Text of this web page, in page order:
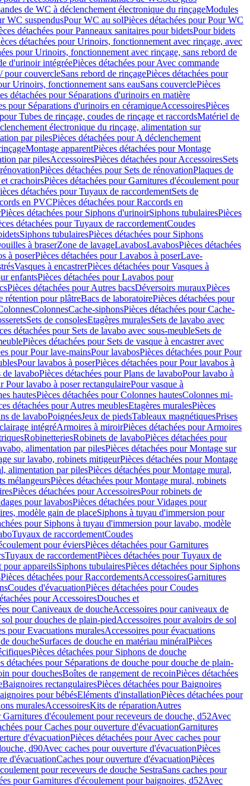
de WC à déclenchement électronique du rinçageModules
WC suspendusPour WC au solPièces détachées pour Pour WC
détachées pour Panneaux sanitaires pour bidetsPour bidets
détachées pour Urinoirs, fonctionnement avec rinçage, avec
pour Urinoirs, fonctionnement avec rinçage, sans rebord de
d'urinoir intégréePièces détachées pour Avec commande
pour couvercleSans rebord de rinçagePièces détachées pour
Urinoirs, fonctionnement sans eauSans couverclePièces
détachées pour Séparations d'urinoirs en matière
pour Séparations d'urinoirs en céramiqueAccessoiresPièces
Tubes de rinçage, coudes de rinçage et raccordsMatériel de
électronique du rinçage, alimentation sur
par pilesPièces détachées pour A déclenchement
Montage apparentPièces détachées pour Montage
par pilesAccessoiresPièces détachées pour AccessoiresSets
Pièces détachées pour Sets de rénovationPlaques de
crachoirsPièces détachées pour Garnitures d'écoulement pour
détachées pour Tuyaux de raccordementSets de
en PVCPièces détachées pour Raccords en
Pièces détachées pour Siphons d'urinoirSiphons tubulairesPièces
détachées pour Tuyaux de raccordementCoudes
Siphons tubulairesPièces détachées pour Siphons
à braserZone de lavageLavabosLavabosPièces détachées
à poserPièces détachées pour Lavabos à poserLave-
Vasques à encastrerPièces détachées pour Vasques à
enfantsPièces détachées pour Lavabos pour
Pièces détachées pour Autres bacsDéversoirs murauxPièces
rétention pour plâtreBacs de laboratoirePièces détachées pour
ColonnesCache-siphonsPièces détachées pour Cache-
Sets de consolesEtagères muralesSets de lavabo avec
détachées pour Sets de lavabo avec sous-meubleSets de
Pièces détachées pour Sets de vasque à encastrer avec
pour Pour lave-mainsPour lavabosPièces détachées pour Pour
Pour lavabos à poserPièces détachées pour Pour lavabos à
de lavaboPièces détachées pour Plans de lavaboPour lavabo à
Pour lavabo à poser rectangulairePour vasque à
hautesPièces détachées pour Colonnes hautesColonnes mi-
détachées pour Autres meublesEtagères muralesPièces
de lavaboPoignéesJeux de piedsTableaux magnétiquesPrises
intégréArmoires à miroirPièces détachées pour Armoires
RobinetteriesRobinets de lavaboPièces détachées pour
alimentation par pilesPièces détachées pour Montage sur
sur lavabo, robinets mitigeurPièces détachées pour Montage
alimentation par pilesPièces détachées pour Montage mural,
mélangeursPièces détachées pour Montage mural, robinets
Pièces détachées pour AccessoiresPour robinets de
pour lavabosPièces détachées pour Vidages pour
modèle gain de placeSiphons à tuyau d'immersion pour
pour Siphons à tuyau d'immersion pour lavabo, modèle
Tuyaux de raccordementCoudes
pour éviersPièces détachées pour Garnitures
Tuyaux de raccordementPièces détachées pour Tuyaux de
pour appareilsSiphons tubulairesPièces détachées pour Siphons
Pièces détachées pour RaccordementsAccessoiresGarnitures
Coudes d'évacuationPièces détachées pour Coudes
pour AccessoiresDouches et
pour Caniveaux de doucheAccessoires pour caniveaux de
pour douches de plain-piedAccessoires pour avaloirs de sol
pour Evacuations muralesAccessoires pour évacuations
doucheSurfaces de douche en matériau minéralPièces
Pièces détachées pour Siphons de douche
détachées pour Séparations de douche pour douche de plain-
pour douchesBoîtes de rangement de recoinPièces détachées
Baignoires rectangulairesPièces détachées pour Baignoires
pour bébésEléments d'installationPièces détachées pour
muralesAccessoiresKits de réparationAutres
Garnitures d'écoulement pour receveurs de douche, d52Avec
pour Caches pour ouverture d'évacuationGarnitures
d'évacuationPièces détachées pour Avec caches pour
d90Avec caches pour ouverture d'évacuationPièces
d'évacuationCaches pour ouverture d'évacuationPièces
pour receveurs de douche SestraSans caches pour
pour Garnitures d'écoulement pour baignoires, d52Avec